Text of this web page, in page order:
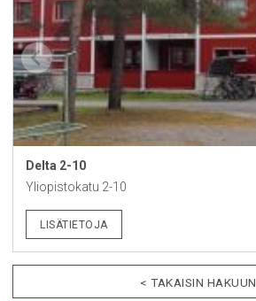
Delta 2-10
Yliopistokatu 2-10
LISÄTIETOJA
< TAKAISIN HAKUUN